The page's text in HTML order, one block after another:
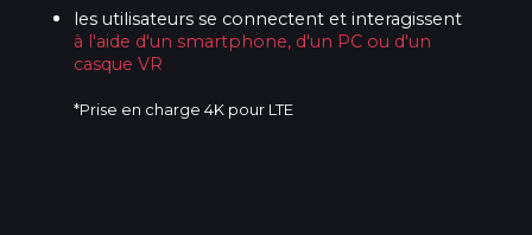
les utilisateurs se connectent et interagissent
à l'aide d'un smartphone, d'un PC ou d'un
casque VR
*Prise en charge 4K pour LTE